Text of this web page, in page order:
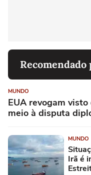
Recomendado
MUNDO
EUA revogam
meio à disputa
MUNDO
Irã é